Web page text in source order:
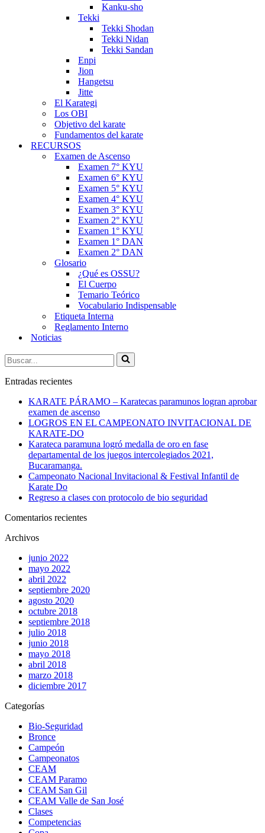
Kanku-sho
Tekki
Tekki Shodan
Tekki Nidan
Tekki Sandan
Enpi
Jion
Hangetsu
Jitte
El Karategi
Los OBI
Objetivo del karate
Fundamentos del karate
RECURSOS
Examen de Ascenso
Examen 7° KYU
Examen 6° KYU
Examen 5° KYU
Examen 4° KYU
Examen 3° KYU
Examen 2° KYU
Examen 1° KYU
Examen 1° DAN
Examen 2° DAN
Glosario
¿Qué es OSSU?
El Cuerpo
Temario Teórico
Vocabulario Indispensable
Etiqueta Interna
Reglamento Interno
Noticias
Buscar...
Entradas recientes
KARATE PÁRAMO – Karatecas paramunos logran aprobar
examen de ascenso
LOGROS EN EL CAMPEONATO INVITACIONAL DE
KARATE-DO
Karateca paramuna logró medalla de oro en fase
departamental de los juegos intercolegiados 2021,
Bucaramanga.
Campeonato Nacional Invitacional & Festival Infantil de
Karate Do
Regreso a clases con protocolo de bio seguridad
Comentarios recientes
Archivos
junio 2022
mayo 2022
abril 2022
septiembre 2020
agosto 2020
octubre 2018
septiembre 2018
julio 2018
junio 2018
mayo 2018
abril 2018
marzo 2018
diciembre 2017
Categorías
Bio-Seguridad
Bronce
Campeón
Campeonatos
CEAM
CEAM Paramo
CEAM San Gil
CEAM Valle de San José
Clases
Competencias